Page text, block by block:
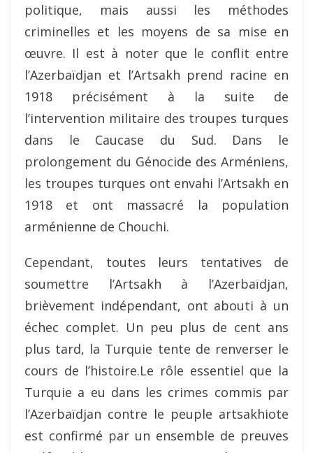
politique, mais aussi les méthodes
criminelles et les moyens de sa mise en
œuvre. Il est à noter que le conflit entre
l’Azerbaïdjan et l’Artsakh prend racine en
1918 précisément à la suite de
l’intervention militaire des troupes turques
dans le Caucase du Sud. Dans le
prolongement du Génocide des Arméniens,
les troupes turques ont envahi l’Artsakh en
1918 et ont massacré la population
arménienne de Chouchi.
Cependant, toutes leurs tentatives de
soumettre l’Artsakh à l’Azerbaïdjan,
brièvement indépendant, ont abouti à un
échec complet. Un peu plus de cent ans
plus tard, la Turquie tente de renverser le
cours de l’histoire.Le rôle essentiel que la
Turquie a eu dans les crimes commis par
l’Azerbaïdjan contre le peuple artsakhiote
est confirmé par un ensemble de preuves